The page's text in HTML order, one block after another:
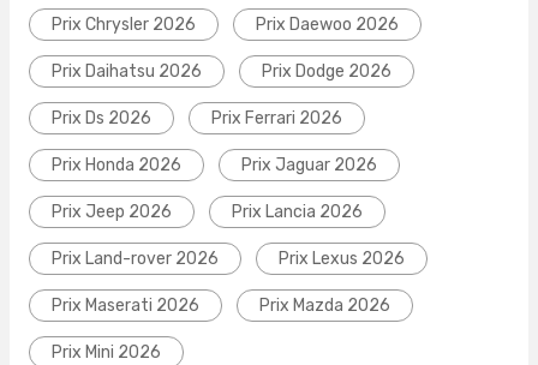
Prix Chrysler 2026 Prix Daewoo 2026
Prix Daihatsu 2026 Prix Dodge 2026
Prix Ds 2026 Prix Ferrari 2026
Prix Honda 2026 Prix Jaguar 2026
Prix Jeep 2026 Prix Lancia 2026
Prix Land-rover 2026 Prix Lexus 2026
Prix Maserati 2026 Prix Mazda 2026
Prix Mini 2026